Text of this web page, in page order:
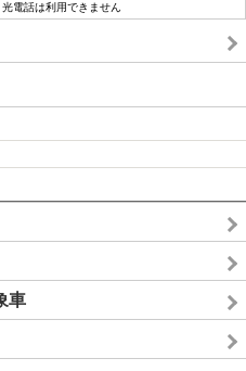
電話は利用できません
車